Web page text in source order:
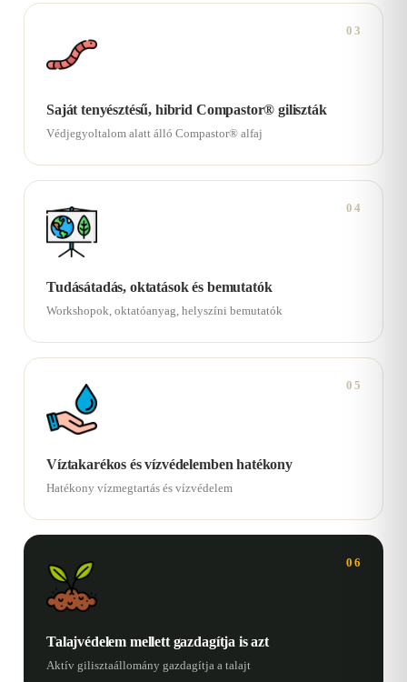
03
Saját tenyésztésű, hibrid Compastor® giliszták
Védjegyoltalom alatt álló Compastor® alfaj
04
Tudásátadás, oktatások és bemutatók
Workshopok, oktatóanyag, helyszíni bemutatók
05
Víztakarékos és vízvédelemben hatékony
Hatékony vízmegtartás és vízvédelem
06
Talajvédelem mellett gazdagítja is azt
Aktív gilisztaállomány gazdagítja a talajt